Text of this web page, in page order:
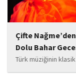
Çifte
Dolu Bahar
Türk müziğinin
“Çifte Nağme”